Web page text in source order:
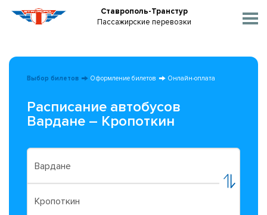
Ставрополь-Транстур
Пассажирские перевозки
Выбор билетов Оформление билетов Онлайн-оплата
Расписание автобусов
Вардане – Кропоткин